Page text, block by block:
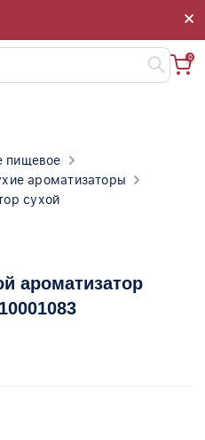
×
×
0
пищевое
ароматизаторы
сухой
ароматизатор